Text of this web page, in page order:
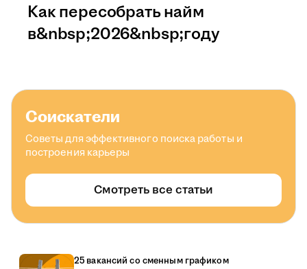
Как пересобрать найм
в&nbsp;2026&nbsp;году
Соискатели
Советы для эффективного поиска работы и
построения карьеры
Смотреть все статьи
25 вакансий со сменным графиком